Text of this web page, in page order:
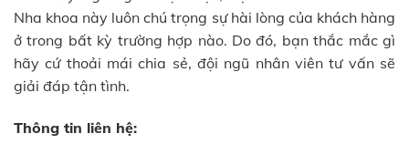
Nha khoa này luôn chú trọng sự hài lòng của khách hàng
ở trong bất kỳ trường hợp nào. Do đó, bạn thắc mắc gì
hãy cứ thoải mái chia sẻ, đội ngũ nhân viên tư vấn sẽ
giải đáp tận tình.
Thông tin liên hệ: